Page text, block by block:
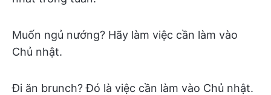
Muốn ngủ nướng? Hãy làm việc cần làm vào
Chủ nhật.
Đi ăn brunch? Đó là việc cần làm vào Chủ nhật.